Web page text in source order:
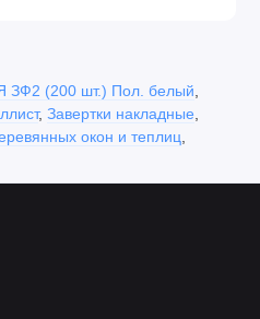
(200 шт.) Пол. белый
, Завертки накладные
окон и теплиц